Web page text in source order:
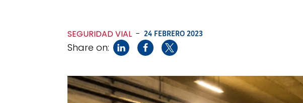
SEGURIDAD VIAL - 24 FEBRERO 2023
Share on: